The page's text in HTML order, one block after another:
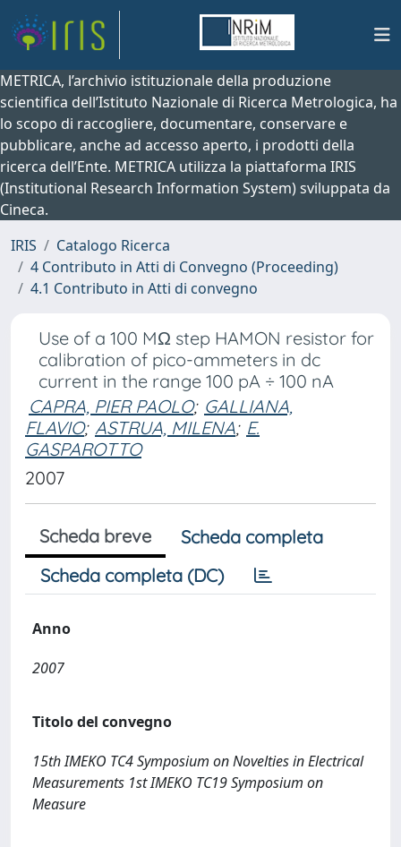
METRICA, l’archivio istituzionale della produzione
scientifica dell’Istituto Nazionale di Ricerca Metrologica, ha
lo scopo di raccogliere, documentare, conservare e
pubblicare, anche ad accesso aperto, i prodotti della
ricerca dell’Ente. METRICA utilizza la piattaforma IRIS
(Institutional Research Information System) sviluppata da
Cineca.
IRIS
Catalogo Ricerca
4 Contributo in Atti di Convegno (Proceeding)
4.1 Contributo in Atti di convegno
Use of a 100 MΩ step HAMON resistor for
calibration of pico-ammeters in dc
current in the range 100 pA ÷ 100 nA
CAPRA, PIER PAOLO; GALLIANA,
FLAVIO; ASTRUA, MILENA; E.
GASPAROTTO
2007
Scheda breve
Scheda completa
Scheda completa (DC)
Anno
2007
Titolo del convegno
15th IMEKO TC4 Symposium on Novelties in Electrical
Measurements 1st IMEKO TC19 Symposium on
Measure